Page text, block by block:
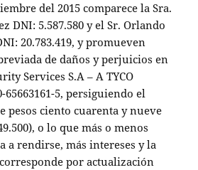
del 2015 comparece la Sra.
DNI: 5.587.580 y el Sr. Orlando
20.783.419, y promueven
de daños y perjuicios en
Services S.A – A TYCO
65663161-5, persiguiendo el
pesos ciento cuarenta y nueve
o lo que más o menos
a rendirse, más intereses y la
por actualización